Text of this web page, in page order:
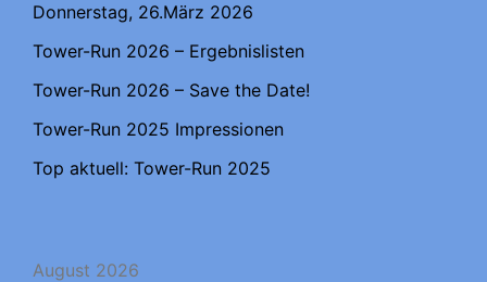
Donnerstag, 26.März 2026
Tower-Run 2026 – Ergebnislisten
Tower-Run 2026 – Save the Date!
Tower-Run 2025 Impressionen
Top aktuell: Tower-Run 2025
August 2026